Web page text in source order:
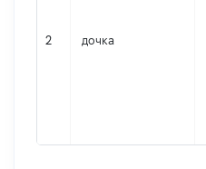
2 дочка